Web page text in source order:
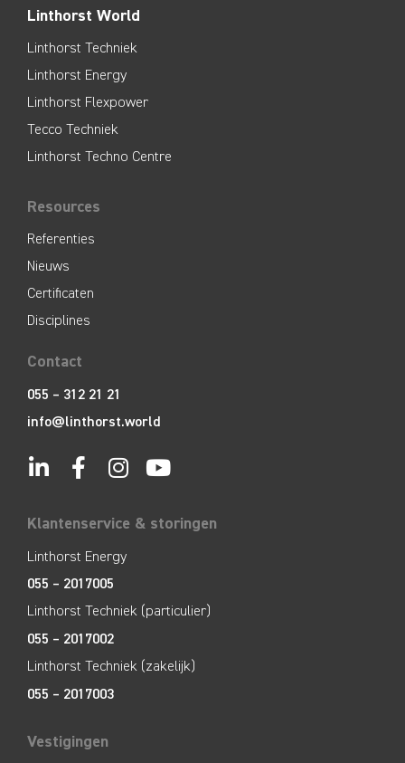
Linthorst World
Linthorst Techniek
Linthorst Energy
Linthorst Flexpower
Tecco Techniek
Linthorst Techno Centre
Resources
Referenties
Nieuws
Certificaten
Disciplines
Contact
055 – 312 21 21
info@linthorst.world
Klantenservice & storingen
Linthorst Energy
055 – 2017005
Linthorst Techniek (particulier)
055 – 2017002
Linthorst Techniek (zakelijk)
055 – 2017003
Vestigingen